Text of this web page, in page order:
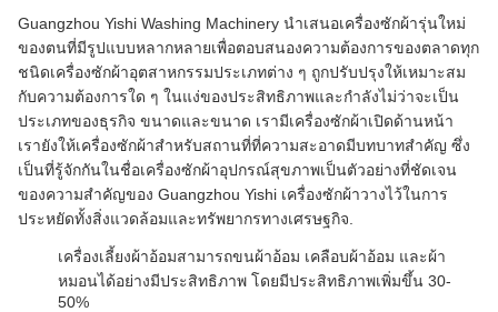
Guangzhou Yishi Washing Machinery นําเสนอเครื่องซักผ้ารุ่นใหม่
ของตนที่มีรูปแบบหลากหลายเพื่อตอบสนองความต้องการของตลาดทุก
ชนิดเครื่องซักผ้าอุตสาหกรรมประเภทต่าง ๆ ถูกปรับปรุงให้เหมาะสม
กับความต้องการใด ๆ ในแง่ของประสิทธิภาพและกําลังไม่ว่าจะเป็น
ประเภทของธุรกิจ ขนาดและขนาด เรามีเครื่องซักผ้าเปิดด้านหน้า
เรายังให้เครื่องซักผ้าสําหรับสถานที่ที่ความสะอาดมีบทบาทสําคัญ ซึ่ง
เป็นที่รู้จักกันในชื่อเครื่องซักผ้าอุปกรณ์สุขภาพเป็นตัวอย่างที่ชัดเจน
ของความสําคัญของ Guangzhou Yishi เครื่องซักผ้าวางไว้ในการ
ประหยัดทั้งสิ่งแวดล้อมและทรัพยากรทางเศรษฐกิจ.
เครื่องเลี้ยงผ้าอ้อมสามารถขนผ้าอ้อม เคลือบผ้าอ้อม และผ้า
หมอนได้อย่างมีประสิทธิภาพ โดยมีประสิทธิภาพเพิ่มขึ้น 30-
50%